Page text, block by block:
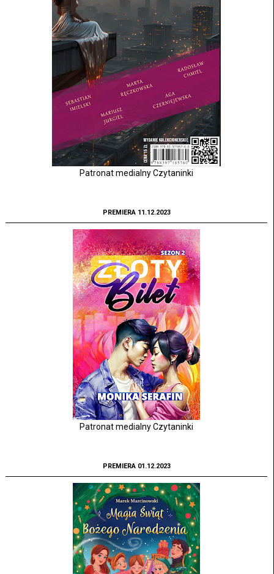
Patronat medialny Czytaninki
PREMIERA 11.12.2023
Patronat medialny Czytaninki
PREMIERA 01.12.2023